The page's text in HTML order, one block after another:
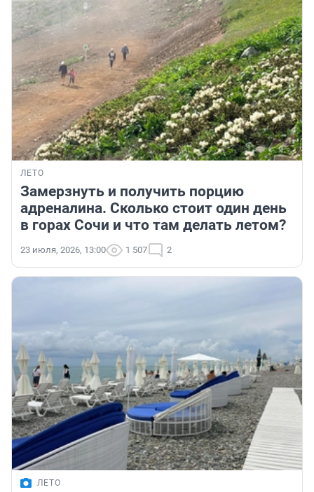
ЛЕТО
Замерзнуть и получить порцию
адреналина. Сколько стоит один день
в горах Сочи и что там делать летом?
23 июля, 2026, 13:00 1 507 2
ЛЕТО